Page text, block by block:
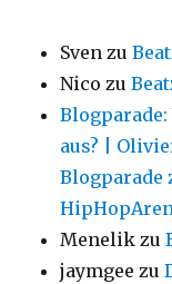
Sven zu
Nico zu
Blogparade:
aus? |
Blogparade
Menelik zu
jaymgee zu